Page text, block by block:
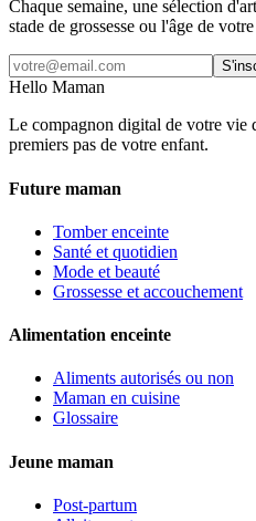
Chaque semaine, une sélection
stade de grossesse ou l'âge de
Hello Maman
Le compagnon digital de votre vie
premiers pas de votre enfant.
Future maman
Tomber enceinte
Santé et quotidien
Mode et beauté
Grossesse et accouchement
Alimentation enceinte
Aliments autorisés ou non
Maman en cuisine
Glossaire
Jeune maman
Post-partum